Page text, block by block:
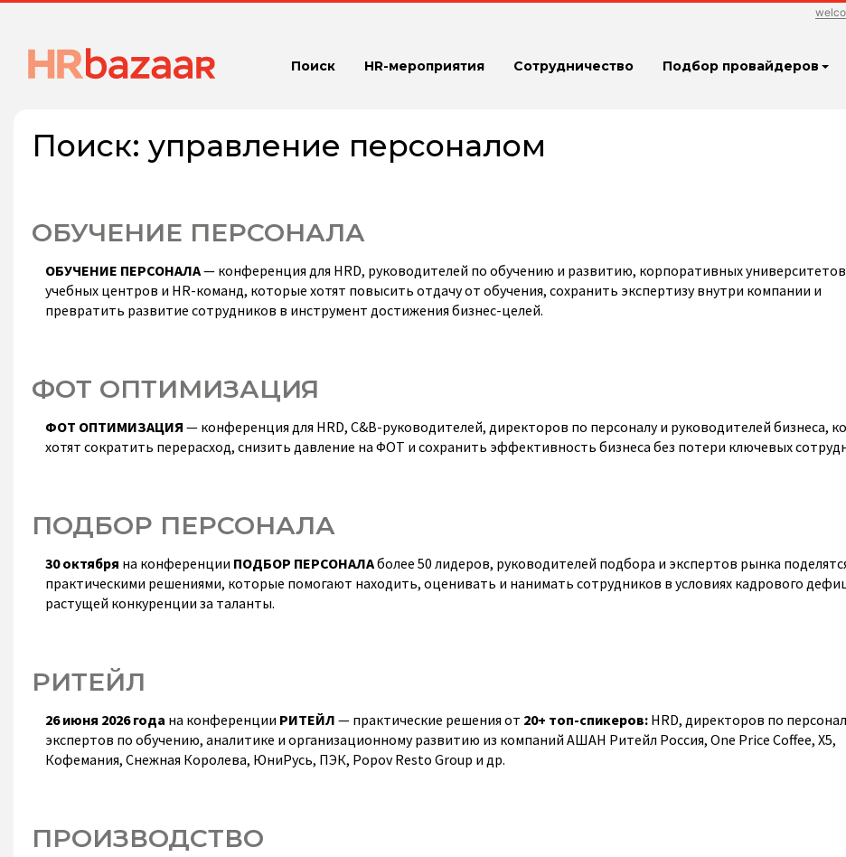
Поиск HR-мероприятия Сотрудничество Подбор провайдеров
Поиск: управление персоналом
ОБУЧЕНИЕ ПЕРСОНАЛА
ОБУЧЕНИЕ ПЕРСОНАЛА— конференция для HRD, руководителей по обучению и развитию, корпоративных
учебных центров и HR-команд, которые хотят повысить отдачу от обучения, сохранить экспертизу внутри компании и
превратить развитие сотрудников в инструмент достижения бизнес-целей.
ФОТ ОПТИМИЗАЦИЯ
ФОТ ОПТИМИЗАЦИЯ — конференция для HRD, C&B-руководителей, директоров по персоналу и руководителей бизнеса,
хотят сократить перерасход, снизить давление на ФОТ и сохранить эффективность бизнеса без потери ключевых
ПОДБОР ПЕРСОНАЛА
30 октября на конференции ПОДБОР ПЕРСОНАЛАболее 50 лидеров, руководителей подбора и экспертов рынка
практическими решениями, которые помогают находить, оценивать и нанимать сотрудников в условиях кадрового
растущей конкуренции за таланты.
РИТЕЙЛ
26 июня 2026 года на конференции РИТЕЙЛ — практические решения от 20+ топ-спикеров: HRD, директоров по
экспертов по обучению, аналитике и организационному развитию из компаний АШАН Ритейл Россия, One Price Coffee, Х5,
Кофемания, Снежная Королева, ЮниРусь, ПЭК, Popov Resto Group и др.
ПРОИЗВОДСТВО